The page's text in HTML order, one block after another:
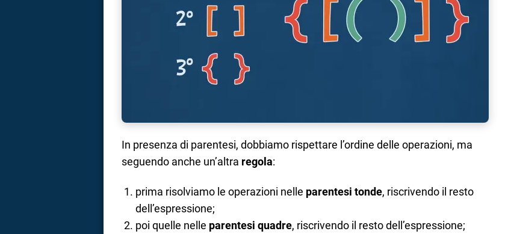
In presenza di parentesi, dobbiamo rispettare l’ordine delle operazioni, ma
seguendo anche un’altra regola:
prima risolviamo le operazioni nelle parentesi tonde, riscrivendo il resto
dell’espressione;
poi quelle nelle parentesi quadre, riscrivendo il resto dell’espressione;